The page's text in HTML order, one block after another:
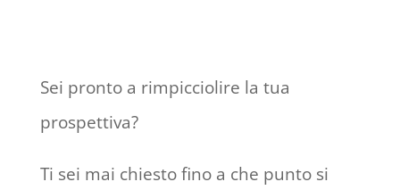
Sei pronto a rimpicciolire la tua
prospettiva?
Ti sei mai chiesto fino a che punto si